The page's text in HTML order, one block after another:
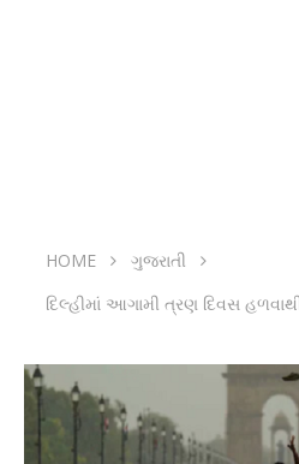
HOME
ગુજરાતી
દિલ્હીમાં આગામી ત્રણ દિવસ